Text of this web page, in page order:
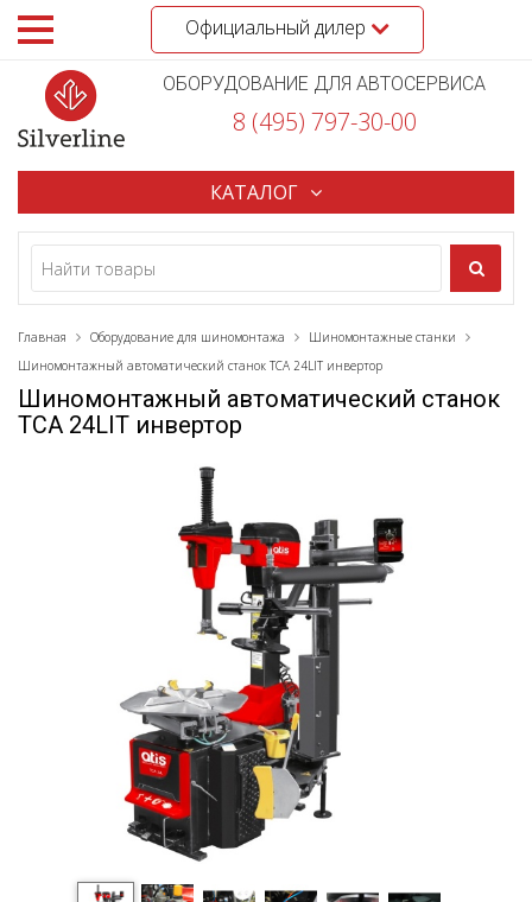
Официальный дилер
ОБОРУДОВАНИЕ ДЛЯ АВТОСЕРВИСА
8 (495) 797-30-00
КАТАЛОГ
Главная Оборудование для шиномонтажа
Шиномонтажные станки
Шиномонтажный автоматический станок TCA 24LIT инвертор
Шиномонтажный автоматический станок
TCA 24LIT инвертор